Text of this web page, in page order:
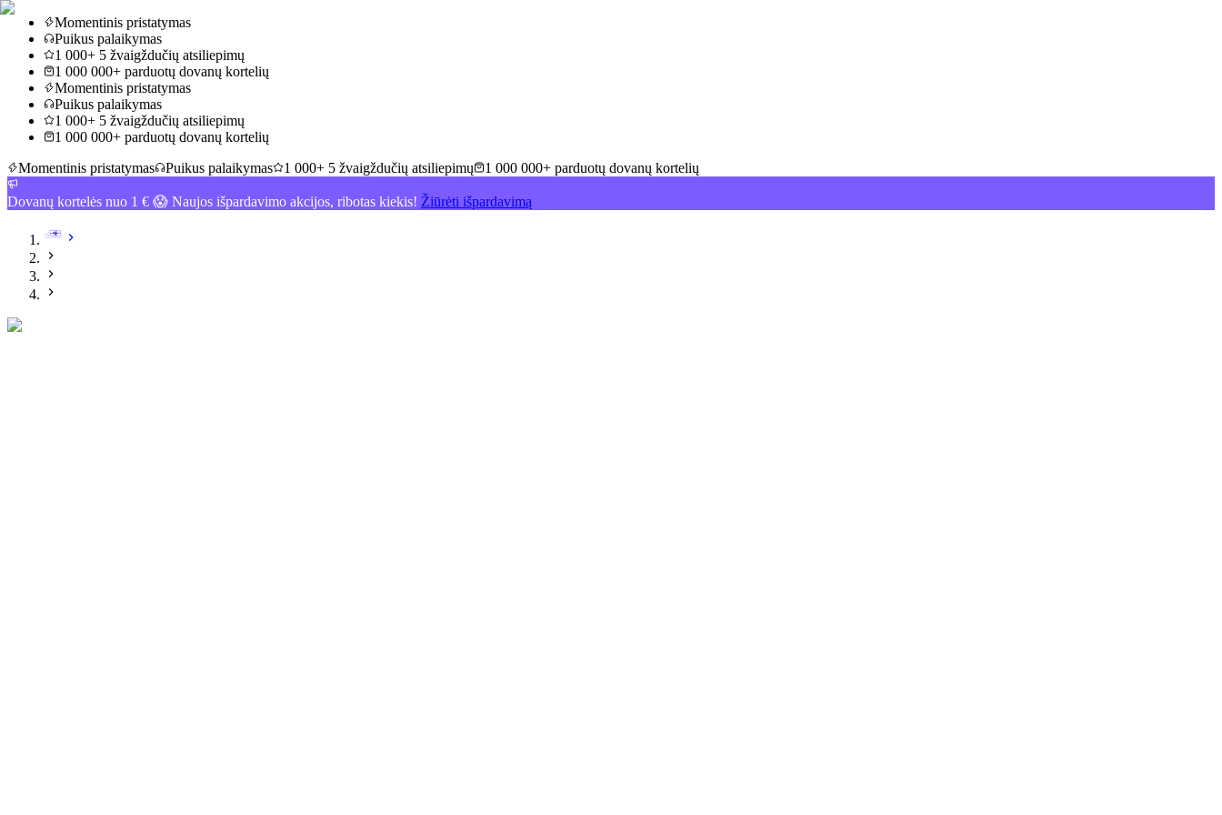
Momentinis pristatymas
Puikus palaikymas
1 000+ 5 žvaigždučių atsiliepimų
1 000 000+ parduotų dovanų kortelių
Momentinis pristatymas
Puikus palaikymas
1 000+ 5 žvaigždučių atsiliepimų
1 000 000+ parduotų dovanų kortelių
Momentinis pristatymas
Puikus palaikymas 1 000+ 5 žvaigždučių atsiliepimų 1 000 000+ parduotų dovanų kortelių
Dovanų kortelės nuo 1 € 😱 Naujos išpardavimo akcijos, ribotas kiekis! Žiūrėti išpardavimą